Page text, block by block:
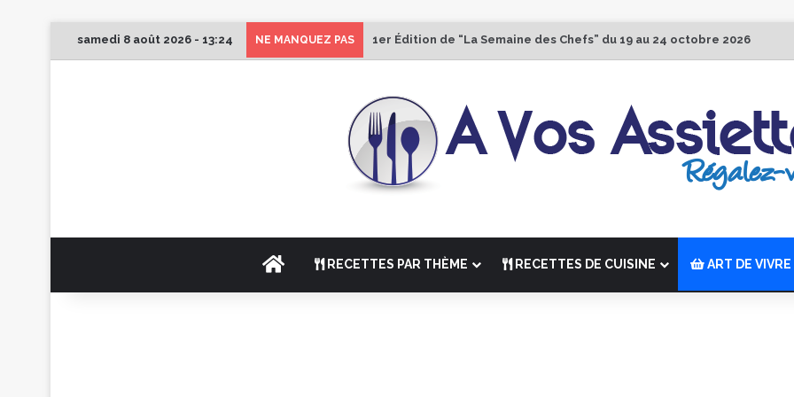
samedi 8 août 2026 - 13:24 NE MANQUEZ PAS 1er Édition de “La Semaine des Chefs” du 19 au 24 octobre 2026
ACCUEILRECETTES PAR THÈME RECETTES DE CUISINE ART DE VIVRE